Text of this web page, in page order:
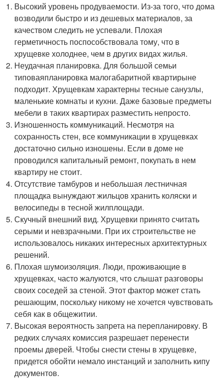
Высокий уровень продуваемости. Из-за того, что дома
возводили быстро и из дешевых материалов, за
качеством следить не успевали. Плохая
герметичность поспособствовала тому, что в
хрущевке холоднее, чем в других видах жилья.
Неудачная планировка. Для большой семьи
типоваяпланировка малогабаритной квартирыне
подходит. Хрущевкам характерны тесные санузлы,
маленькие комнаты и кухни. Даже базовые предметы
мебели в таких квартирах разместить непросто.
Изношенность коммуникаций. Несмотря на
сохранность стен, все коммуникации в хрущевках
достаточно сильно изношены. Если в доме не
проводился капитальный ремонт, покупать в нем
квартиру не стоит.
Отсутствие тамбуров и небольшая лестничная
площадка вынуждают жильцов хранить коляски и
велосипеды в тесной жилплощади.
Скучный внешний вид. Хрущевки принято считать
серыми и невзрачными. При их строительстве не
использовалось никаких интересных архитектурных
решений.
Плохая шумоизоляция. Люди, проживающие в
хрущевках, часто жалуются, что слышат разговоры
своих соседей за стеной. Этот фактор может стать
решающим, поскольку никому не хочется чувствовать
себя как в общежитии.
Высокая вероятность запрета на перепланировку. В
редких случаях комиссия разрешает перенести
проемы дверей. Чтобы снести стены в хрущевке,
придется обойти немало инстанций и заполнить кипу
документов.